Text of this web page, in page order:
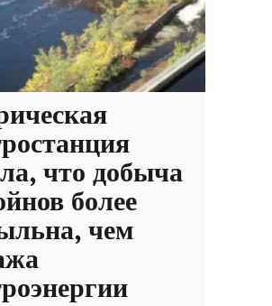
что добыча
более
чем